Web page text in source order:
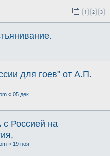
1 2 3
для гоев" от А.П.
« 05 дек
Россией на
« 19 ноя